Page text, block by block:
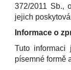
372/2011 Sb.,
jejich
Informace o
Tuto informaci
písemné formě